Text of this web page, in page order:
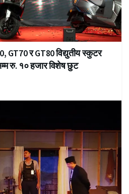
GT70 र GT80 विद्युतीय स्कुटर
रु. १० हजार विशेष छुट